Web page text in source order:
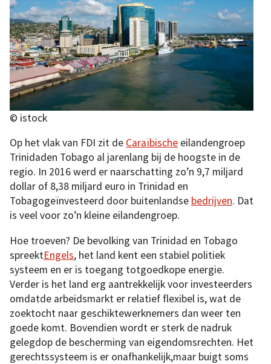
© istock
Op het vlak van FDI zit de Caraïbische eilandengroep
Trinidaden Tobago al jarenlang bij de hoogste in de
regio. In 2016 werd er naarschatting zo’n 9,7 miljard
dollar of 8,38 miljard euro in Trinidad en
Tobagogeïnvesteerd door buitenlandse bedrijven. Dat
is veel voor zo’n kleine eilandengroep.
Hoe troeven? De bevolking van Trinidad en Tobago
spreektEngels, het land kent een stabiel politiek
systeem en er is toegang totgoedkope energie.
Verder is het land erg aantrekkelijk voor investeerders
omdatde arbeidsmarkt er relatief flexibel is, wat de
zoektocht naar geschiktewerknemers dan weer ten
goede komt. Bovendien wordt er sterk de nadruk
gelegdop de bescherming van eigendomsrechten. Het
gerechtssysteem is er onafhankelijk,maar buigt soms